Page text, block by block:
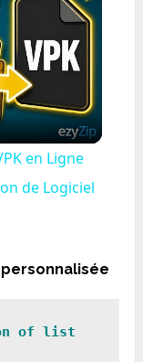
en Ligne
de Logiciel
of list